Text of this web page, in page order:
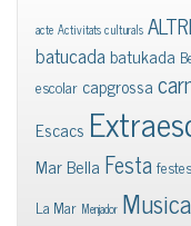
acte Activitats culturals
batucadabatukada
escolar capgrossa
Escacs
Mar Bella Festa
La Mar Menjador Musica